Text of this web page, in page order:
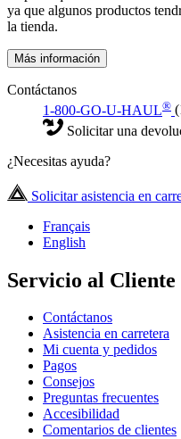
ya que algunos productos
la tienda.
Más información
Contáctanos
1-800-GO-U-HAUL®
Solicitar una
¿Necesitas ayuda?
Solicitar asistencia en
Français
English
Servicio al Cliente
Contáctanos
Asistencia en carretera
Mi cuenta y pedidos
Pagos
Consejos
Preguntas frecuentes
Accesibilidad
Comentarios de clientes